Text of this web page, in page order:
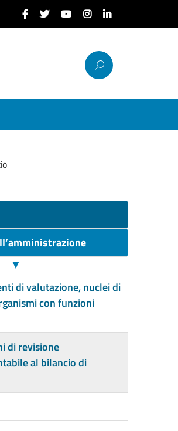
▼
di valutazione, nuclei di
con funzioni
di revisione
al bilancio di